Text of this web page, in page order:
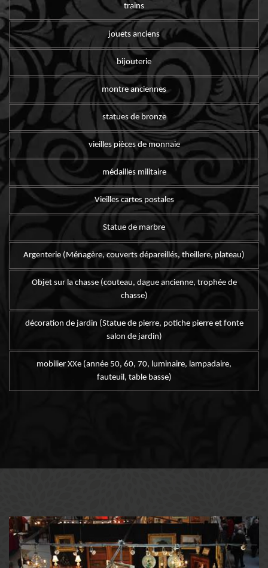
trains
jouets anciens
bijouterie
montre anciennes
statues de bronze
vieilles pièces de monnaie
médailles militaire
Vieilles cartes postales
Statue de marbre
Argenterie (Ménagère, couverts dépareillés, theillere, plateau)
Objet sur la chasse (couteau, dague ancienne, trophée de
chasse)
décoration de jardin (Statue de pierre, potiche pierre et fonte
salon de jardin)
mobilier XXe (année 50, 60, 70, luminaire, lampadaire,
fauteuil, table basse)